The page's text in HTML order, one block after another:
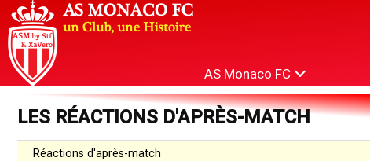
AS Monaco FC
LES RÉACTIONS D'APRÈS-MATCH
Réactions d'après-match